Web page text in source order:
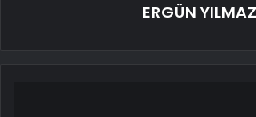
ERGÜN YILMAZ